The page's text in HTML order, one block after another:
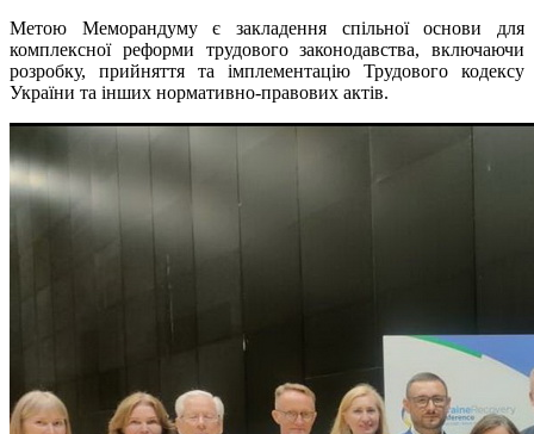
Метою Меморандуму є закладення спільної основи для
комплексної реформи трудового законодавства, включаючи
розробку, прийняття та імплементацію Трудового кодексу
України та інших нормативно-правових актів.